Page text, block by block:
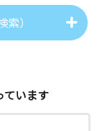
）
ています